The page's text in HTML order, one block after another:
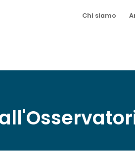
Chi siamo